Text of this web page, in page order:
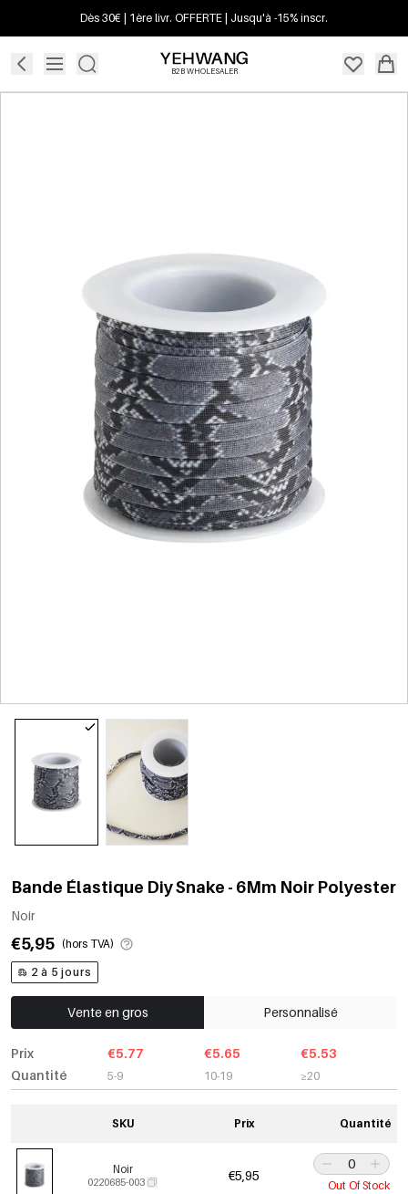
Dès 30€ | 1ère livr. OFFERTE | Jusqu'à -15% inscr.
B2B WHOLESALER
Bande Élastique Diy Snake - 6Mm Noir Polyester
Noir
€5,95 (hors TVA)
2 à 5 jours
Vente en gros Personnalisé
Prix
Quantité
€5.77
5-9
€5.65
10-19
€5.53
≥20
SKU Prix Quantité
Noir
0220685-003 €5,95
Out Of Stock